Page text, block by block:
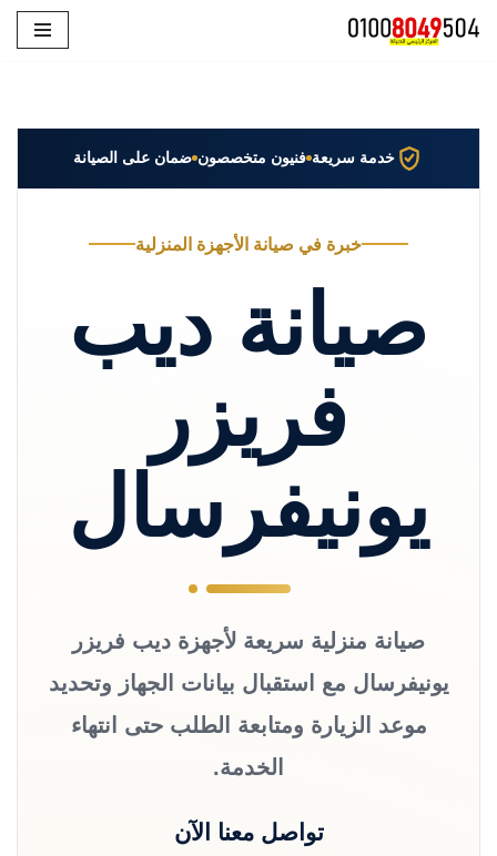
خدمة سريعة فنيون متخصصون ضمان على الصيانة
خبرة في صيانة الأجهزة المنزلية
صيانة ديب
فريزر
يونيفرسال
صيانة منزلية سريعة لأجهزة ديب فريزر
يونيفرسال مع استقبال بيانات الجهاز وتحديد
موعد الزيارة ومتابعة الطلب حتى انتهاء
الخدمة.
تواصل معنا الآن